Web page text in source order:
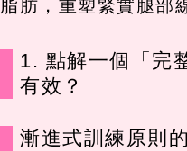
脂肪，重塑緊實腿部
1. 點解一個「完
有效？
漸進式訓練原則